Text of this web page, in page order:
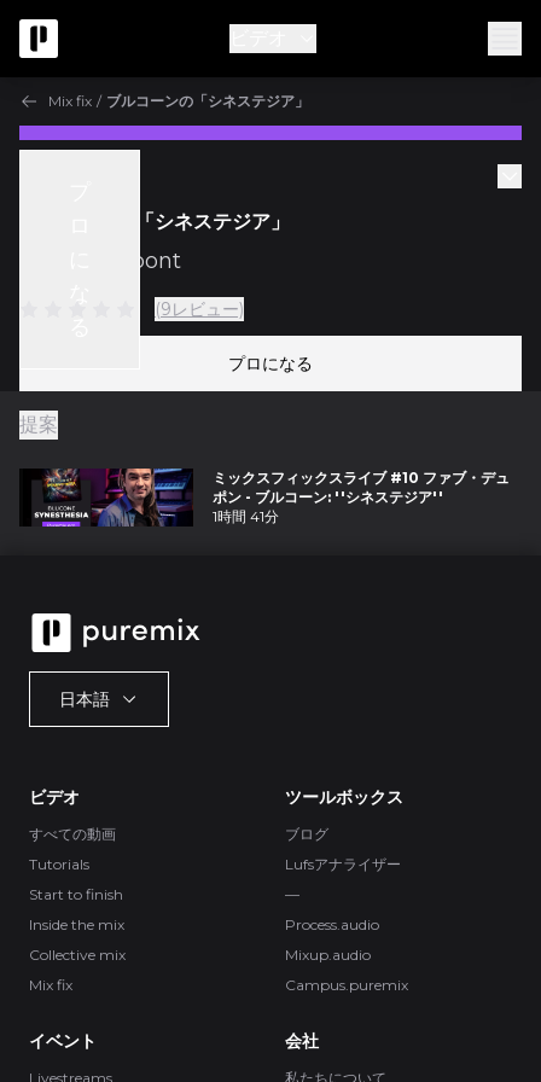
Mix fix / ブルコーンの「シネステジア」
ブルコーンの「シネステジア」
Fab Dupont
(9レビュー)
プロになる
提案
ミックスフィックスライブ #10 ファブ・デュ
ポン - ブルコーン: ''シネステジア''
1時間 41分
日本語
ビデオ
すべての動画
Tutorials
Start to finish
Inside the mix
Collective mix
Mix fix
ツールボックス
ブログ
Lufsアナライザー
—
Process.audio
Mixup.audio
Campus.puremix
イベント
Livestreams
会社
私たちについて